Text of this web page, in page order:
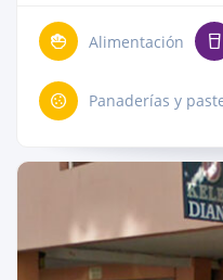
Alimentación
Panaderías y